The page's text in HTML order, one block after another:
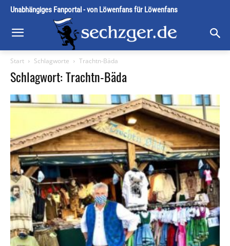
Unabhängiges Fanportal - von Löwenfans für Löwenfans
Start Schlagworte Trachtn-Bäda
Schlagwort: Trachtn-Bäda